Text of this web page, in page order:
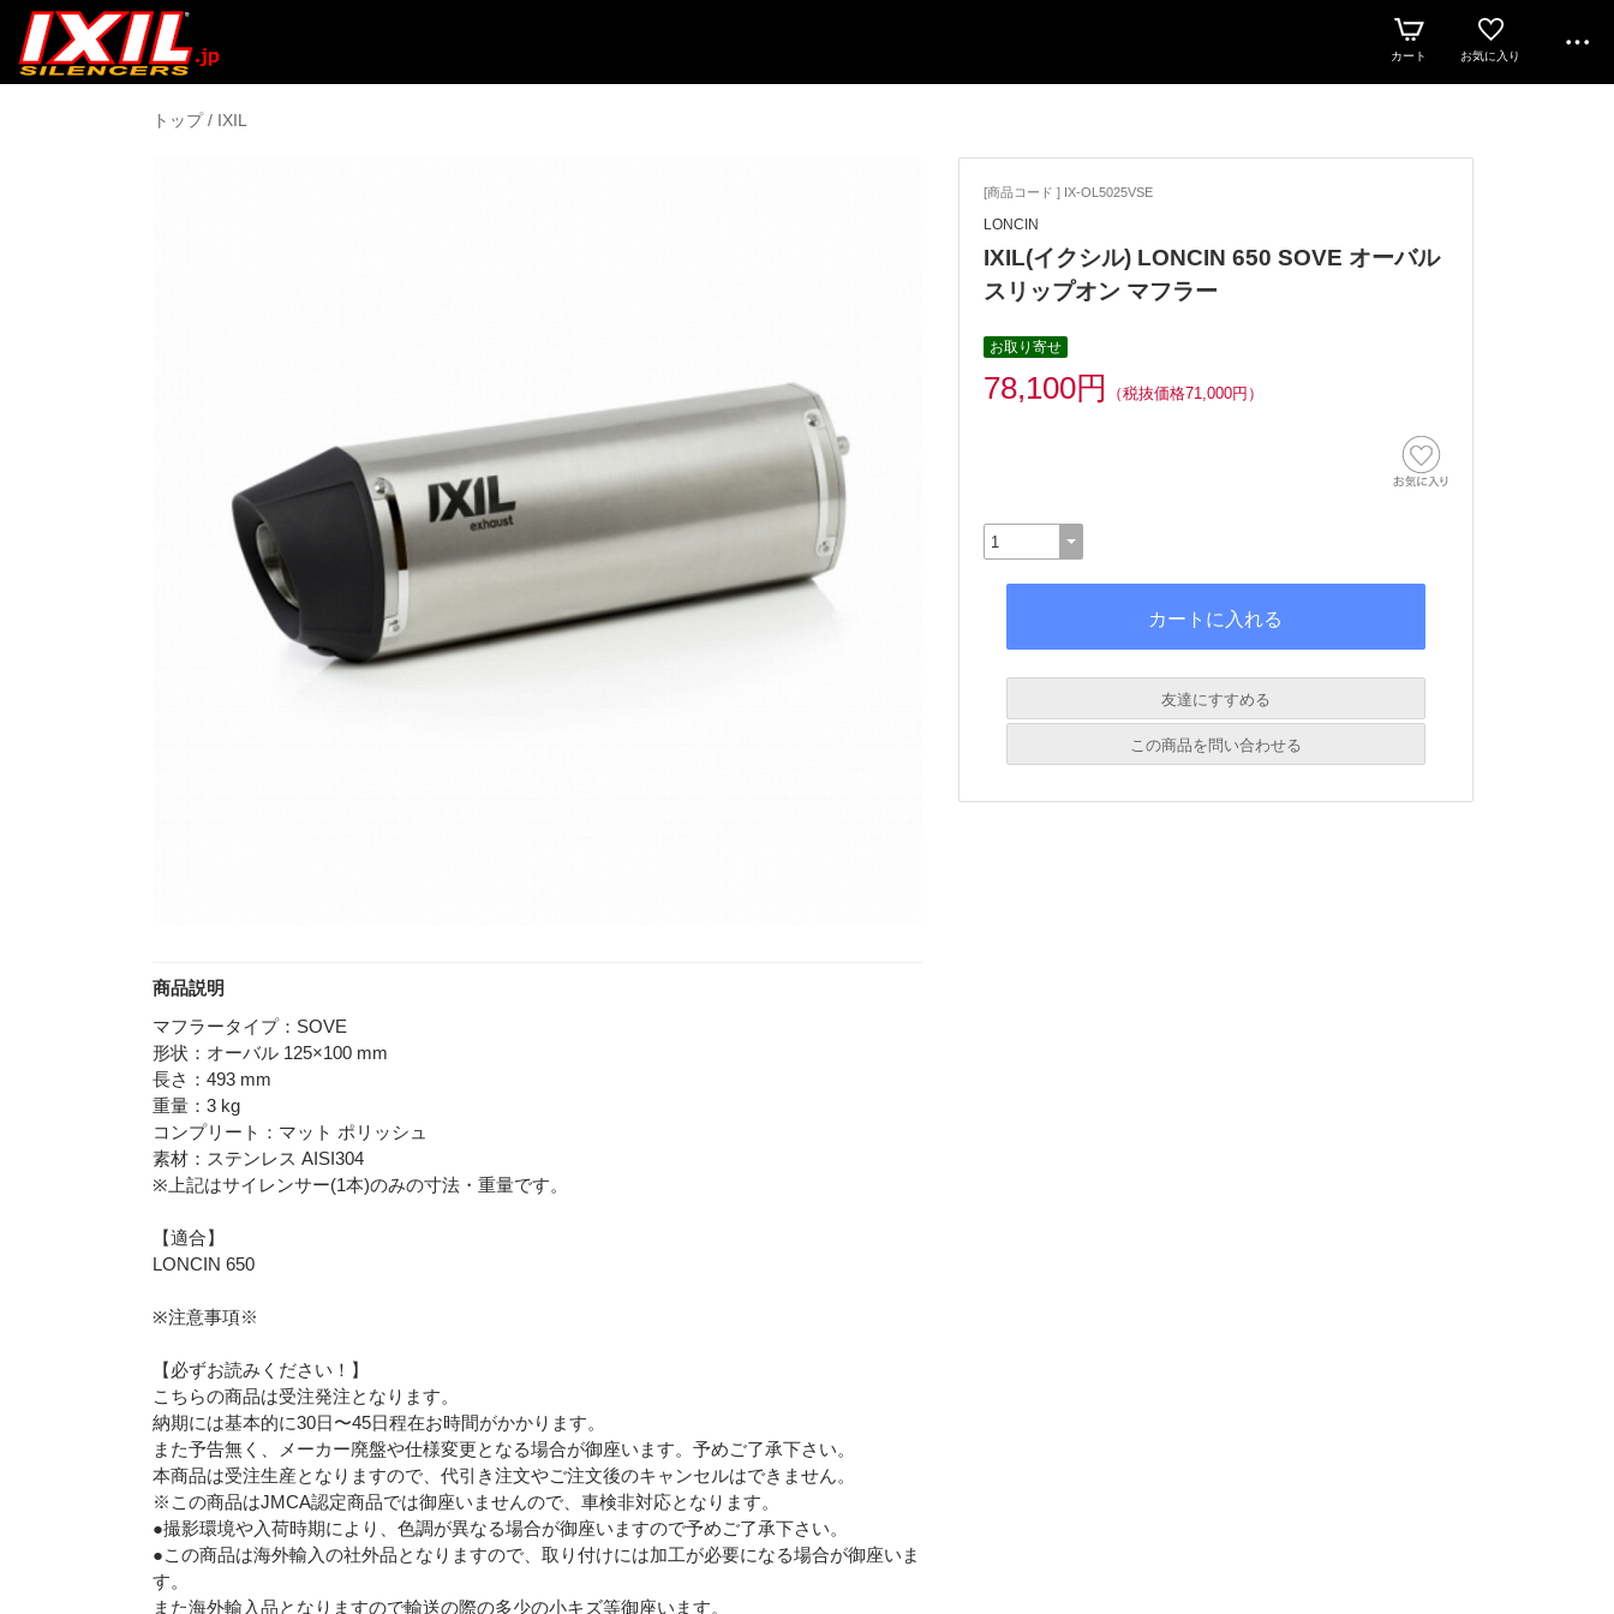
カート お気に入り
トップ/ IXIL
商品説明
マフラータイプ：SOVE
形状：オーバル 125×100 mm
長さ：493 mm
重量：3 kg
コンプリート：マット ポリッシュ
素材：ステンレス AISI304
※上記はサイレンサー(1本)のみの寸法・重量です。
【適合】
LONCIN 650
※注意事項※
【必ずお読みください！】
こちらの商品は受注発注となります。
納期には基本的に30日〜45日程在お時間がかかります。
また予告無く、メーカー廃盤や仕様変更となる場合が御座います。予めご了承下さい。
本商品は受注生産となりますので、代引き注文やご注文後のキャンセルはできません。
※この商品はJMCA認定商品では御座いませんので、車検非対応となります。
●撮影環境や入荷時期により、色調が異なる場合が御座いますので予めご了承下さい。
●この商品は海外輸入の社外品となりますので、取り付けには加工が必要になる場合が御座いま
す。
また海外輸入品となりますので輸送の際の多少の小キズ等御座います。
[商品コード ] IX-OL5025VSE
LONCIN
IXIL(イクシル) LONCIN 650 SOVE オーバル
スリップオン マフラー
お取り寄せ
78,100円 （税抜価格71,000円）
友達にすすめる
この商品を問い合わせる